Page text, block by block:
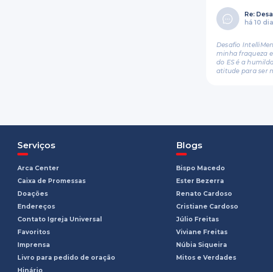
Re:
há 10
Desafio
minha fraqueza
do ES é a
atitude para ser
Serviços
Arca Center
Caixa de Promessas
Doações
Endereços
Contato Igreja Universal
Favoritos
Imprensa
Livro para pedido de oração
Hinário
Blogs
Bispo Macedo
Ester Bezerra
Renato Cardoso
Cristiane Cardoso
Júlio Freitas
Viviane Freitas
Núbia Siqueira
Mitos e Verdades